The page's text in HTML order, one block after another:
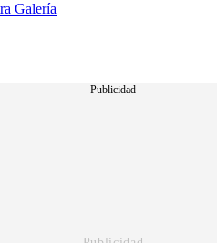
Galería
Publicidad